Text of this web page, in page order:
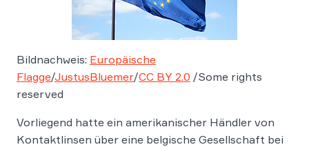
Bildnachweis: Europäische
Flagge/JustusBluemer/CC BY 2.0 /Some rights
reserved
Vorliegend hatte ein amerikanischer Händler von
Kontaktlinsen über eine belgische Gesellschaft bei